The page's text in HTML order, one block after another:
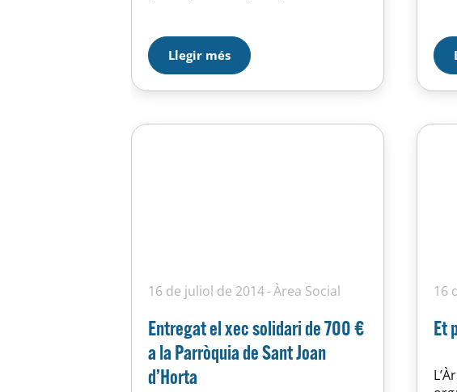
Youtube i segueix el partit en
directe en streaming el dissabte
21/11/2020 a les 18:45h! L’enllaç
per a…
Llegir més
de
16 de juliol de 2014 Àrea Social
Entregat el xec solidari de 700 €
a la Parròquia de Sant Joan
d’Horta
16
Et